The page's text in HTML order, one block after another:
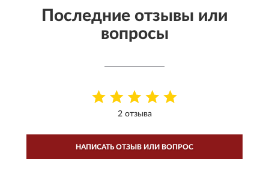
Последние отзывы или
вопросы
2 отзыва
НАПИСАТЬ ОТЗЫВ ИЛИ ВОПРОС